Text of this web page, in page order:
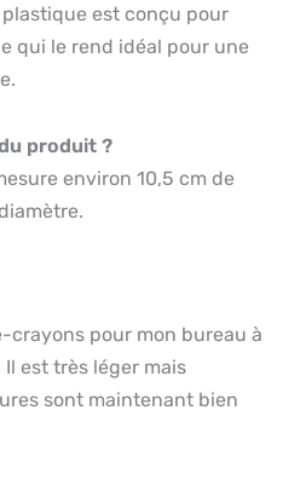
plastique est conçu pour
qui le rend idéal pour une
produit ?
environ 10,5 cm de
crayons pour mon bureau à
Il est très léger mais
sont maintenant bien